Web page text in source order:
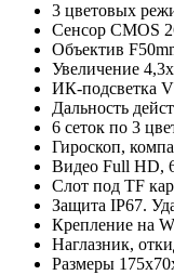
3 цветовых
Сенсор CMOS
Объектив
Увеличение
ИК-подсветка
Дальность
6 сеток по 3
Гироскоп,
Видео Full HD,
Слот под TF
Защита IP67.
Крепление на
Наглазник,
Размеры